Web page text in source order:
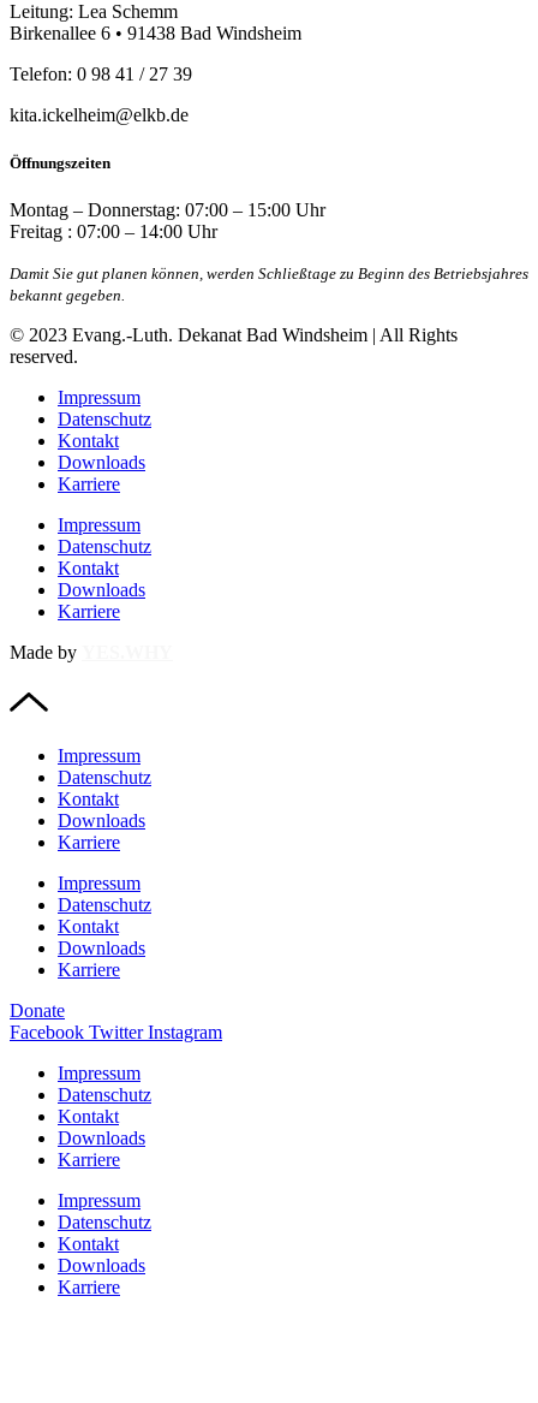
Leitung: Lea Schemm
Birkenallee 6 • 91438 Bad Windsheim
Telefon: 0 98 41 / 27 39
kita.ickelheim@elkb.de
Öffnungszeiten
Montag – Donnerstag: 07:00 – 15:00 Uhr
Freitag : 07:00 – 14:00 Uhr
Damit Sie gut planen können, werden Schließtage zu Beginn des Betriebsjahres
bekannt gegeben.
© 2023 Evang.-Luth. Dekanat Bad Windsheim | All Rights
reserved.
Impressum
Datenschutz
Kontakt
Downloads
Karriere
Impressum
Datenschutz
Kontakt
Downloads
Karriere
Made by
Impressum
Datenschutz
Kontakt
Downloads
Karriere
Impressum
Datenschutz
Kontakt
Downloads
Karriere
Donate
Facebook Twitter Instagram
Impressum
Datenschutz
Kontakt
Downloads
Karriere
Impressum
Datenschutz
Kontakt
Downloads
Karriere